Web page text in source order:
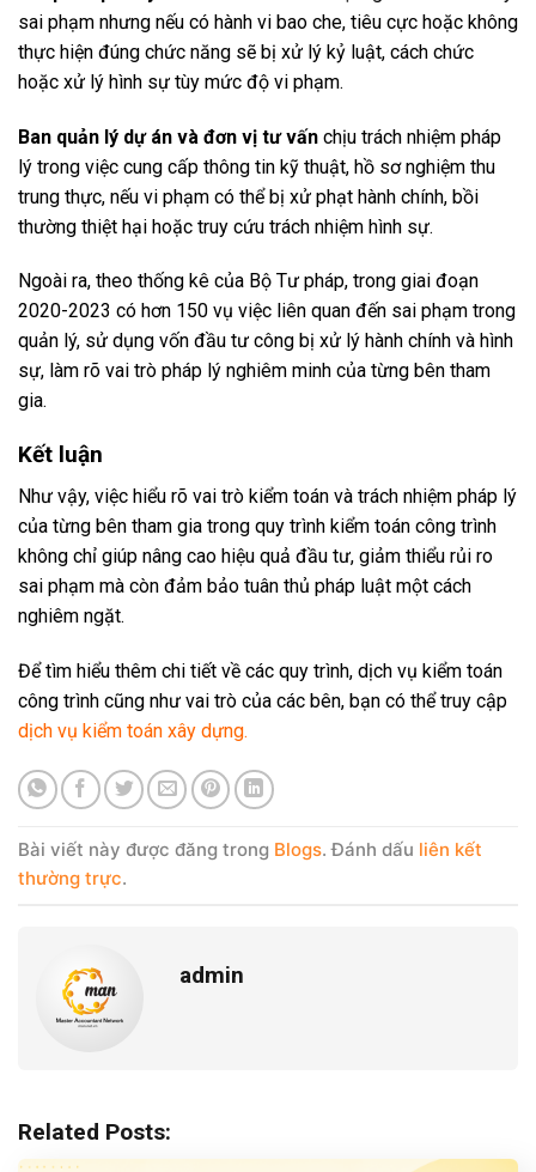
sai phạm nhưng nếu có hành vi bao che, tiêu cực hoặc không
thực hiện đúng chức năng sẽ bị xử lý kỷ luật, cách chức
hoặc xử lý hình sự tùy mức độ vi phạm.
Ban quản lý dự án và đơn vị tư vấn chịu trách nhiệm pháp
lý trong việc cung cấp thông tin kỹ thuật, hồ sơ nghiệm thu
trung thực, nếu vi phạm có thể bị xử phạt hành chính, bồi
thường thiệt hại hoặc truy cứu trách nhiệm hình sự.
Ngoài ra, theo thống kê của Bộ Tư pháp, trong giai đoạn
2020-2023 có hơn 150 vụ việc liên quan đến sai phạm trong
quản lý, sử dụng vốn đầu tư công bị xử lý hành chính và hình
sự, làm rõ vai trò pháp lý nghiêm minh của từng bên tham
gia.
Kết luận
Như vậy, việc hiểu rõ vai trò kiểm toán và trách nhiệm pháp lý
của từng bên tham gia trong quy trình kiểm toán công trình
không chỉ giúp nâng cao hiệu quả đầu tư, giảm thiểu rủi ro
sai phạm mà còn đảm bảo tuân thủ pháp luật một cách
nghiêm ngặt.
Để tìm hiểu thêm chi tiết về các quy trình, dịch vụ kiểm toán
công trình cũng như vai trò của các bên, bạn có thể truy cập
dịch vụ kiểm toán xây dựng.
Bài viết này được đăng trong Blogs. Đánh dấu liên kết
thường trực.
admin
Related Posts: